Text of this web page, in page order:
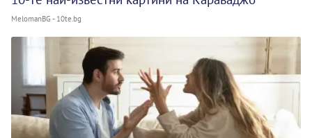
MelomanBG - 10te.bg